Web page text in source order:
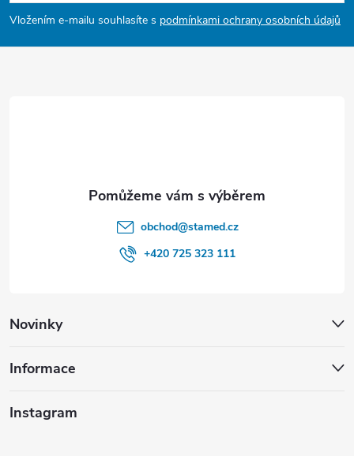
p
a
Vložením e-mailu souhlasíte s podmínkami ochrany osobních údajů
Novinky
Informace
Instagram
obchod@stamed.cz
+420 725 323 111